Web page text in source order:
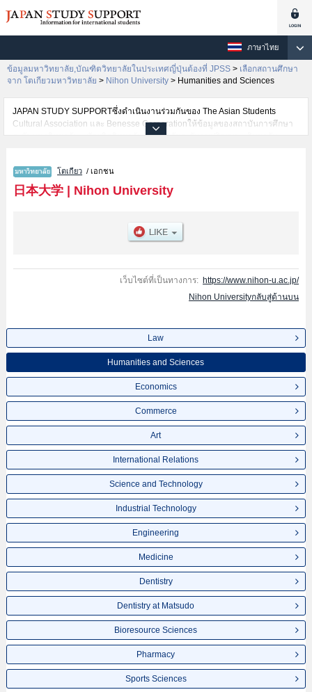
ภาษาไทย
ข้อมูลมหาวิทยาลัย,บัณฑิตวิทยาลัยในประเทศญี่ปุ่นต้องที่ JPSS > เลือกสถานศึกษา
จาก โตเกียวมหาวิทยาลัย > Nihon University > Humanities and Sciences
JAPAN STUDY SUPPORTซึ่งดำเนินงานร่วมกันของ The Asian Students
Cultural Association และ Benesse Corporationให้ข้อมูลของสถาบันการศึกษา
ระดับมหาวิทยาลัย・บัณฑิตวิทยาลัย・วิทยาลัยระดับอนุปริญญา・วิทยาลัย
เช่นข้อมูลของแต่ละคณะ,ข้อมูลการสอบคัดเลือกเข้าศึกษาเช่นจำนวนคนที่รับ
สมัครหรือจำนวนคนที่ผ่านการสอบคัดเลือกเป็นต้น,แนะนำสถานที่,การเดินทาง
เป็นต้นไว้ด้วยดังนั้นขอเชิญใช้บริการค้นหาข้อมูลตามอัธยาศัย
โตเกียว / เอกชน
日本大学| Nihon University
เว็บไซต์ที่เป็นทางการ: https://www.nihon-u.ac.jp/
Nihon Universityกลับสู่ด้านบน
Law
Humanities and Sciences
Economics
Commerce
Art
International Relations
Science and Technology
Industrial Technology
Engineering
Medicine
Dentistry
Dentistry at Matsudo
Bioresource Sciences
Pharmacy
Sports Sciences